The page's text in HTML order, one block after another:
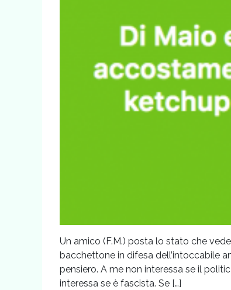
Un amico (F.M.) posta lo stato che
bacchettone in difesa dell’intoccabile
pensiero. A me non interessa se il
interessa se è fascista. Se […]